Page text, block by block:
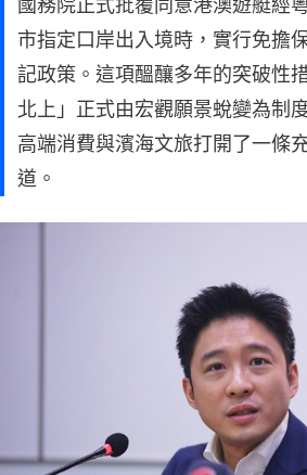
國務院正式批覆同意港澳遊艇經
市指定口岸出入境時，實行免擔
記政策。這項醞釀多年的突破性
北上」正式由宏觀願景蛻變為制
高端消費與濱海文旅打開了一條
道。